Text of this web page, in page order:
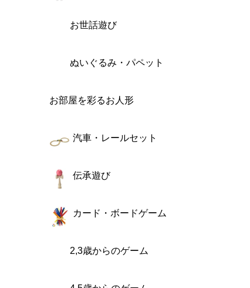
お世話遊び
ぬいぐるみ・パペット
お部屋を彩るお人形
汽車・レールセット
伝承遊び
カード・ボードゲーム
2,3歳からのゲーム